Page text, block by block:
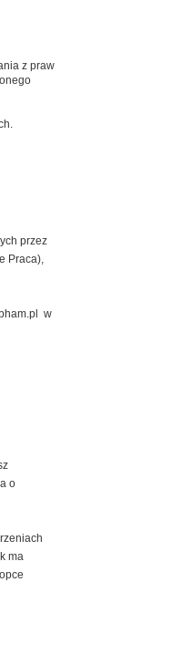
z praw
przez
Praca),
w
o
ma